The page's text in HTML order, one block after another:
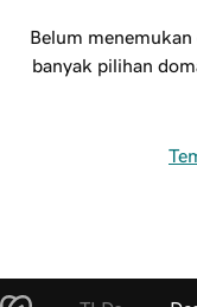
Belum
banyak pilihan